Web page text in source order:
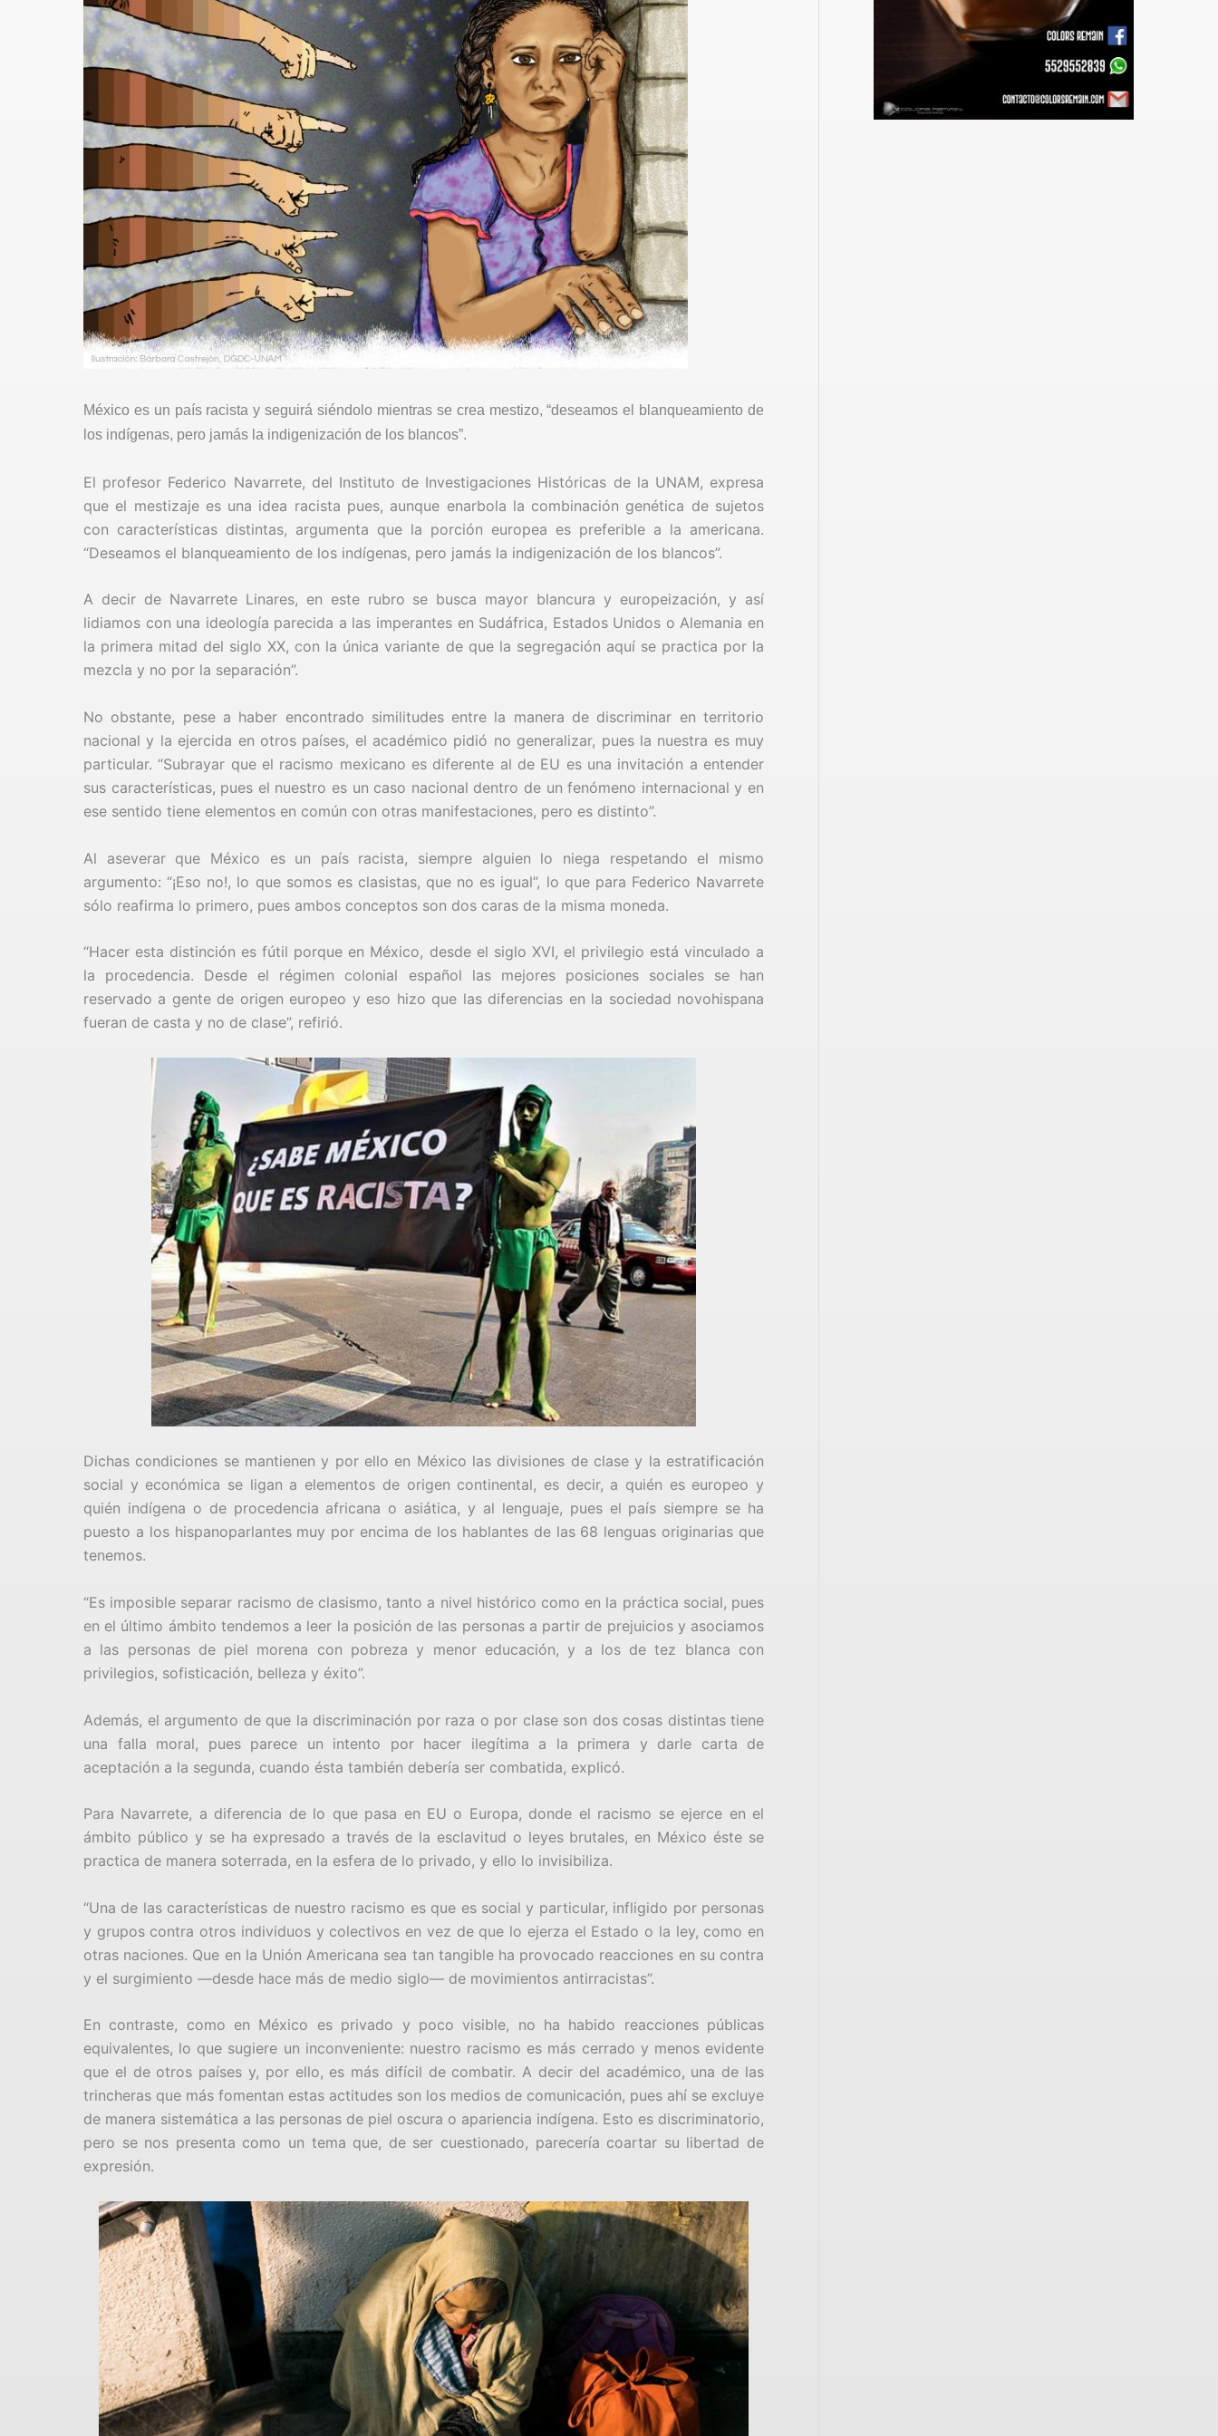
México es un país racista y seguirá siéndolo mientras se crea mestizo, “deseamos el blanqueamiento de
los indígenas, pero jamás la indigenización de los blancos”.
El profesor Federico Navarrete, del Instituto de Investigaciones Históricas de la UNAM, expresa
que el mestizaje es una idea racista pues, aunque enarbola la combinación genética de sujetos
con características distintas, argumenta que la porción europea es preferible a la americana.
“Deseamos el blanqueamiento de los indígenas, pero jamás la indigenización de los blancos”.
A decir de Navarrete Linares, en este rubro se busca mayor blancura y europeización, y así
lidiamos con una ideología parecida a las imperantes en Sudáfrica, Estados Unidos o Alemania en
la primera mitad del siglo XX, con la única variante de que la segregación aquí se practica por la
mezcla y no por la separación”.
No obstante, pese a haber encontrado similitudes entre la manera de discriminar en territorio
nacional y la ejercida en otros países, el académico pidió no generalizar, pues la nuestra es muy
particular. “Subrayar que el racismo mexicano es diferente al de EU es una invitación a entender
sus características, pues el nuestro es un caso nacional dentro de un fenómeno internacional y en
ese sentido tiene elementos en común con otras manifestaciones, pero es distinto”.
Al aseverar que México es un país racista, siempre alguien lo niega respetando el mismo
argumento: “¡Eso no!, lo que somos es clasistas, que no es igual”, lo que para Federico Navarrete
sólo reafirma lo primero, pues ambos conceptos son dos caras de la misma moneda.
“Hacer esta distinción es fútil porque en México, desde el siglo XVI, el privilegio está vinculado a
la procedencia. Desde el régimen colonial español las mejores posiciones sociales se han
reservado a gente de origen europeo y eso hizo que las diferencias en la sociedad novohispana
fueran de casta y no de clase”, refirió.
Dichas condiciones se mantienen y por ello en México las divisiones de clase y la estratificación
social y económica se ligan a elementos de origen continental, es decir, a quién es europeo y
quién indígena o de procedencia africana o asiática, y al lenguaje, pues el país siempre se ha
puesto a los hispanoparlantes muy por encima de los hablantes de las 68 lenguas originarias que
tenemos.
“Es imposible separar racismo de clasismo, tanto a nivel histórico como en la práctica social, pues
en el último ámbito tendemos a leer la posición de las personas a partir de prejuicios y asociamos
a las personas de piel morena con pobreza y menor educación, y a los de tez blanca con
privilegios, sofisticación, belleza y éxito”.
Además, el argumento de que la discriminación por raza o por clase son dos cosas distintas tiene
una falla moral, pues parece un intento por hacer ilegítima a la primera y darle carta de
aceptación a la segunda, cuando ésta también debería ser combatida, explicó.
Para Navarrete, a diferencia de lo que pasa en EU o Europa, donde el racismo se ejerce en el
ámbito público y se ha expresado a través de la esclavitud o leyes brutales, en México éste se
practica de manera soterrada, en la esfera de lo privado, y ello lo invisibiliza.
“Una de las características de nuestro racismo es que es social y particular, infligido por personas
y grupos contra otros individuos y colectivos en vez de que lo ejerza el Estado o la ley, como en
otras naciones. Que en la Unión Americana sea tan tangible ha provocado reacciones en su contra
y el surgimiento —desde hace más de medio siglo— de movimientos antirracistas”.
En contraste, como en México es privado y poco visible, no ha habido reacciones públicas
equivalentes, lo que sugiere un inconveniente: nuestro racismo es más cerrado y menos evidente
que el de otros países y, por ello, es más difícil de combatir. A decir del académico, una de las
trincheras que más fomentan estas actitudes son los medios de comunicación, pues ahí se excluye
de manera sistemática a las personas de piel oscura o apariencia indígena. Esto es discriminatorio,
pero se nos presenta como un tema que, de ser cuestionado, parecería coartar su libertad de
expresión.